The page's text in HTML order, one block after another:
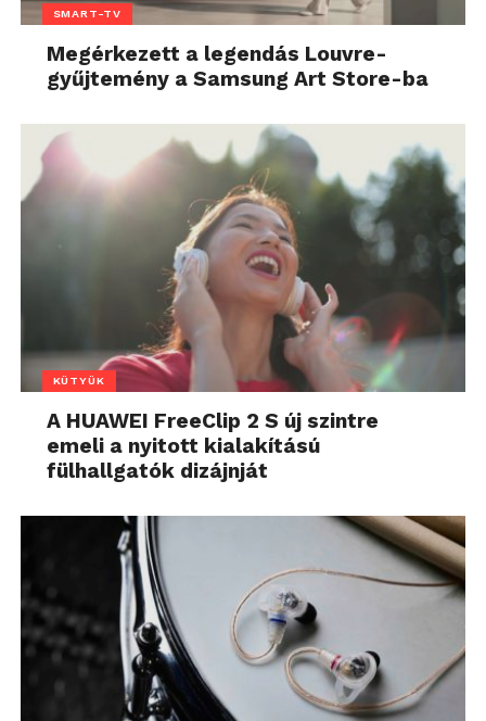
SMART-TV
Megérkezett a legendás Louvre-
gyűjtemény a Samsung Art Store-ba
KÜTYÜK
A HUAWEI FreeClip 2 S új szintre
emeli a nyitott kialakítású
fülhallgatók dizájnját